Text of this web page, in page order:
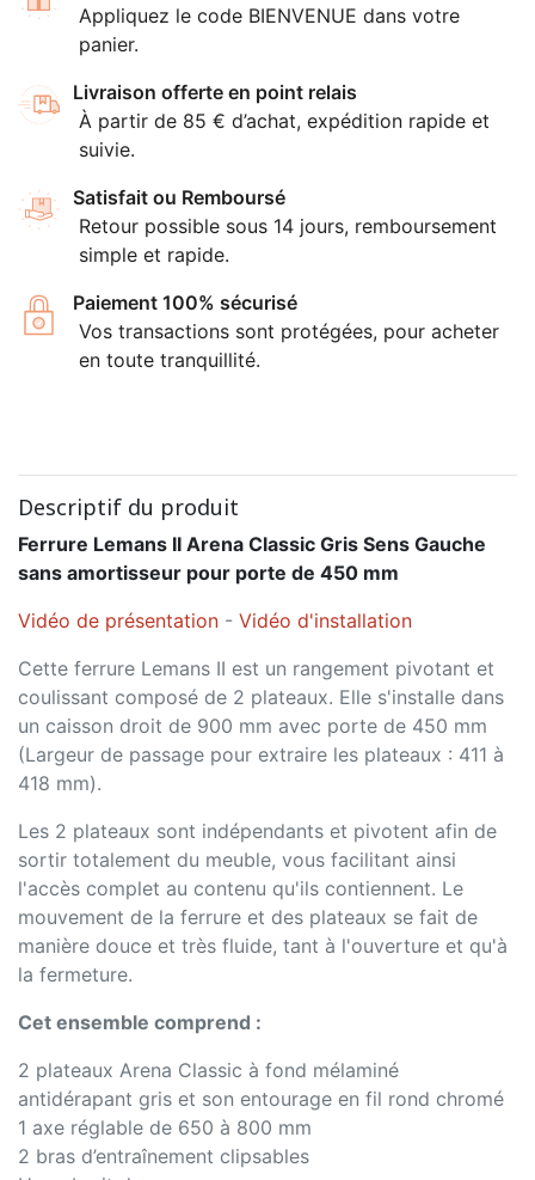
Appliquez le code BIENVENUE dans votre
panier.
Livraison offerte en point relais
À partir de 85 € d’achat, expédition rapide et
suivie.
Satisfait ou Remboursé
Retour possible sous 14 jours, remboursement
simple et rapide.
Paiement 100% sécurisé
Vos transactions sont protégées, pour acheter
en toute tranquillité.
Descriptif du produit
Ferrure Lemans II Arena Classic Gris Sens Gauche
sans amortisseur pour porte de 450 mm
Vidéo de présentation - Vidéo d'installation
Cette ferrure Lemans II est un rangement pivotant et
coulissant composé de 2 plateaux. Elle s'installe dans
un caisson droit de 900 mm avec porte de 450 mm
(Largeur de passage pour extraire les plateaux : 411 à
418 mm).
Les 2 plateaux sont indépendants et pivotent afin de
sortir totalement du meuble, vous facilitant ainsi
l'accès complet au contenu qu'ils contiennent. Le
mouvement de la ferrure et des plateaux se fait de
manière douce et très fluide, tant à l'ouverture et qu'à
la fermeture.
Cet ensemble comprend :
2 plateaux Arena Classic à fond mélaminé
antidérapant gris et son entourage en fil rond chromé
1 axe réglable de 650 à 800 mm
2 bras d’entraînement clipsables